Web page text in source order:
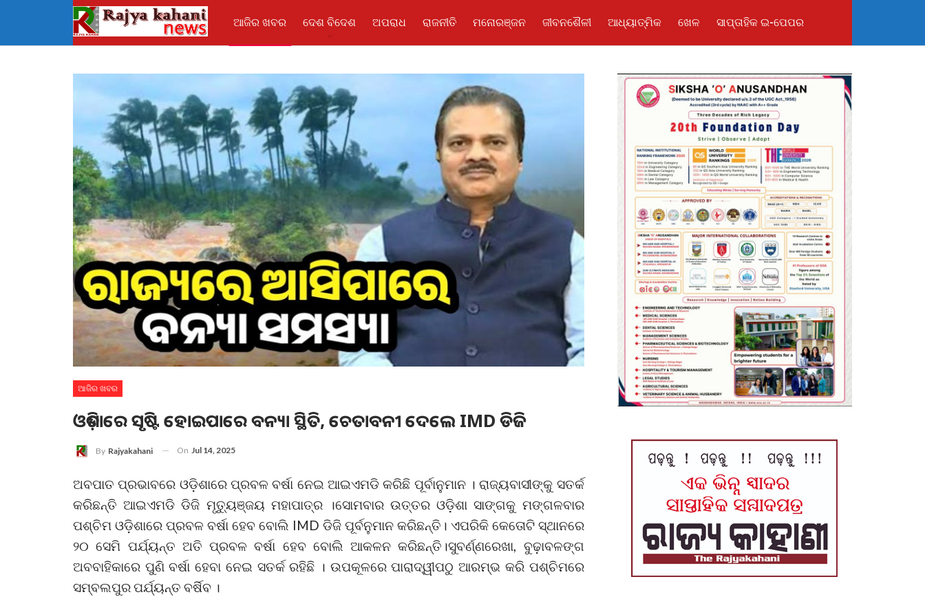
ଆଜିର ଖବର ଦେଶ ବିଦେଶ ଅପରାଧ ରାଜନୀତି ମନୋରଞ୍ଜନ ଜୀବନଶୈଳୀ ଆଧ୍ୟାତ୍ମିକ ଖେଳ ସାପ୍ତାହିକ ଇ-ପେପର
ଆଜିର ଖବର
ଓଡ଼ିଶାରେ ସୃଷ୍ଟି ହୋଇପାରେ ବନ୍ୟା ସ୍ଥିତି, ଚେତାବନୀ ଦେଲେ IMD ଡିଜି
By Rajyakahani On Jul 14, 2025
ଅବପାତ ପ୍ରଭାବରେ ଓଡ଼ିଶାରେ ପ୍ରବଳ ବର୍ଷା ନେଇ ଆଇଏମଡି କରିଛି ପୂର୍ବାନୁମାନ । ରାଜ୍ୟବାସୀଙ୍କୁ ସତର୍କ
କରିଛନ୍ତି ଆଇଏମଡି ଡିଜି ମୃତ୍ୟୁଞ୍ଜୟ ମହାପାତ୍ର ।ସୋମବାର ଉତ୍ତର ଓଡ଼ିଶା ସାଙ୍ଗକୁ ମଙ୍ଗଳବାର
ପଶ୍ଚିମ ଓଡ଼ିଶାରେ ପ୍ରବଳ ବର୍ଷା ହେବ ବୋଲି IMD ଡିଜି ପୂର୍ବନୁମାନ କରିଛନ୍ତି। ଏପରିକି କେତୋଟି ସ୍ଥାନରେ
୨୦ ସେମି ପର୍ଯ୍ୟନ୍ତ ଅତି ପ୍ରବଳ ବର୍ଷା ହେବ ବୋଲି ଆକଳନ କରିଛନ୍ତି।ସୁବର୍ଣ୍ଣରେଖା, ବୁଢ଼ାବଳଙ୍ଗ
ଅବବାହିକାରେ ପୁଣି ବର୍ଷା ହେବା ନେଇ ସତର୍କ ରହିଛି । ଉପକୂଳରେ ପାରାଦ୍ୱୀପଠୁ ଆରମ୍ଭ କରି ପଶ୍ଚିମରେ
ସମ୍ବଲପୁର ପର୍ଯ୍ୟନ୍ତ ବର୍ଷିବ ।